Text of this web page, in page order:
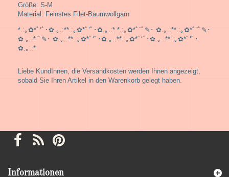
Größe: S-M
Material: Feinstes Filet-Baumwollgarn
*.:｡✿*ﾟ‘ﾟ･✿.｡.:**.:｡✿*ﾟ’ﾟ･✿.｡.:* *.:｡✿*ﾟ¨ﾟ✎･ ✿.｡.:**.:｡✿*ﾟ¨ﾟ✎･
✿.｡.:*¨ﾟ✎･ ✿.｡.:**.:｡✿*ﾟ‘ﾟ･✿.｡.:**.:｡✿*ﾟ‘ﾟ･✿.｡.:**.:｡✿*ﾟ‘ﾟ･
✿.｡.:*
Liebe KundInnen, die Versandkosten werden Ihnen angezeigt,
sobald Sie Ihren Artikel in den Warenkorb gelegt haben.
Informationen